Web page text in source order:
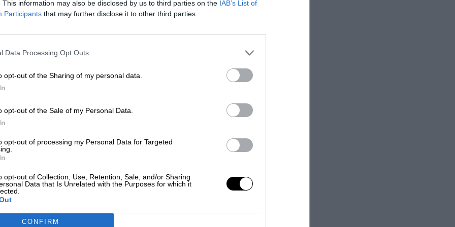
This information may also be disclosed by us to third parties on the IAB’s List of
Participants that may further disclose it to other third parties.
Data Processing Opt Outs
opt-out of the Sharing of my personal data.
opt-out of the Sale of my Personal Data.
opt-out of processing my Personal Data for Targeted
opt-out of Collection, Use, Retention, Sale, and/or Sharing
Data that Is Unrelated with the Purposes for which it
CONFIRM
de septiembre ha provocado grandes
transición y se ha llegado a pedir
su disolución
su preocupación por la situación a través de la
Departamento de Estado, donde ha advertido
y las aspiraciones democráticas del
Gobierno de transición por la fuerza pone en
de su página oficial de Facebook que los
completamente". "La revolución es la revolución
No al golpe militar" ha dicho la asociación.